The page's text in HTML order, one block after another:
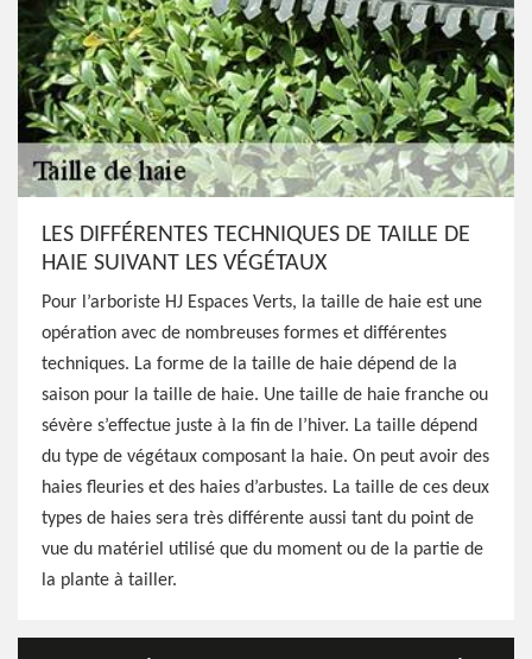
LES DIFFÉRENTES TECHNIQUES DE TAILLE DE
HAIE SUIVANT LES VÉGÉTAUX
Pour l’arboriste HJ Espaces Verts, la taille de haie est une
opération avec de nombreuses formes et différentes
techniques. La forme de la taille de haie dépend de la
saison pour la taille de haie. Une taille de haie franche ou
sévère s’effectue juste à la fin de l’hiver. La taille dépend
du type de végétaux composant la haie. On peut avoir des
haies fleuries et des haies d’arbustes. La taille de ces deux
types de haies sera très différente aussi tant du point de
vue du matériel utilisé que du moment ou de la partie de
la plante à tailler.